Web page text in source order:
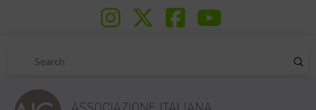
Search